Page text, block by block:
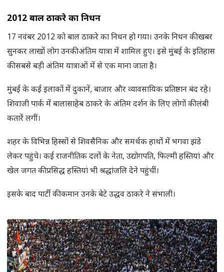
2012 बाल ठाकरे का निधन
17 नवंबर 2012 को बाल ठाकरे का निधन हो गया। उनके निधन की खबर
सुनकर लाखों लोग उनकी अंतिम यात्रा में शामिल हुए। इसे मुंबई के इतिहास
की सबसे बड़ी अंतिम यात्राओं में से एक माना जाता है।
मुंबई के कई इलाकों में दुकानें, बाजार और व्यावसायिक प्रतिष्ठान बंद रहे।
शिवाजी पार्क में बालासाहेब ठाकरे के अंतिम दर्शन के लिए लोगों की लंबी
कतारें लगीं।
शहर के विभिन्न हिस्सों से शिवसैनिक और समर्थक हाथों में भगवा झंडे
लेकर पहुंचे। कई राजनीतिक दलों के नेता, उद्योगपति, फिल्मी हस्तियां और
खेल जगत की प्रसिद्ध हस्तियां भी श्रद्धांजलि देने पहुंचीं।
इसके बाद पार्टी की कमान उनके बेटे उद्धव ठाकरे ने संभाली।